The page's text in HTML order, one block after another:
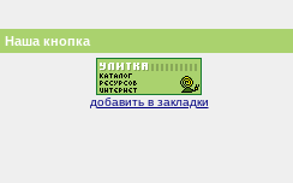
Наша кнопка
добавить в закладки